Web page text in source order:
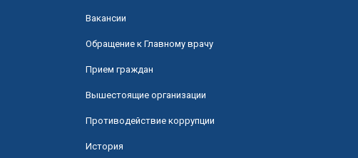
Вакансии
Обращение к Главному врачу
Прием граждан
Вышестоящие организации
Противодействие коррупции
История